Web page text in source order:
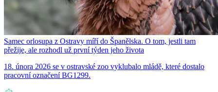
Samec orlosupa z Ostravy míří do Španělska. O tom, jestli tam
přežije, ale rozhodl už první týden jeho života
18. února 2026 se v ostravské zoo vyklubalo mládě, které dostalo
pracovní označení BG1299.